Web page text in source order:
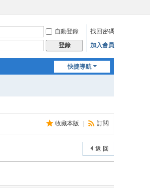
自動登錄
找回密碼
登錄 加入會員
快捷導航
收藏本版 訂閱
返 回